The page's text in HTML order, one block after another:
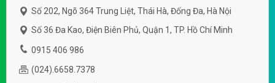
Số 202, Ngõ 364 Trung Liệt, Thái Hà, Đống Đa, Hà Nội
Số 36 Đa Kao, Điện Biên Phủ, Quận 1, TP. Hồ Chí Minh
0915 406 986
(024).6658.7378